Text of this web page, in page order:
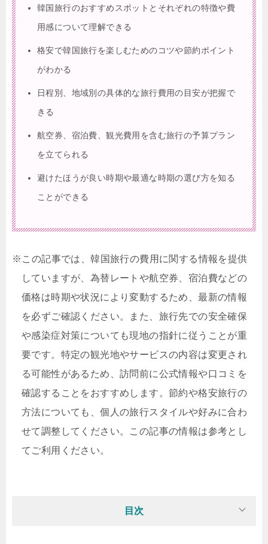
韓国旅行のおすすめスポットとそれぞれの特徴や費
用感について理解できる
格安で韓国旅行を楽しむためのコツや節約ポイント
がわかる
日程別、地域別の具体的な旅行費用の目安が把握で
きる
航空券、宿泊費、観光費用を含む旅行の予算プラン
を立てられる
避けたほうが良い時期や最適な時期の選び方を知る
ことができる
※この記事では、韓国旅行の費用に関する情報を提供
していますが、為替レートや航空券、宿泊費などの
価格は時期や状況により変動するため、最新の情報
を必ずご確認ください。また、旅行先での安全確保
や感染症対策についても現地の指針に従うことが重
要です。特定の観光地やサービスの内容は変更され
る可能性があるため、訪問前に公式情報や口コミを
確認することをおすすめします。節約や格安旅行の
方法についても、個人の旅行スタイルや好みに合わ
せて調整してください。この記事の情報は参考とし
てご利用ください。
目次